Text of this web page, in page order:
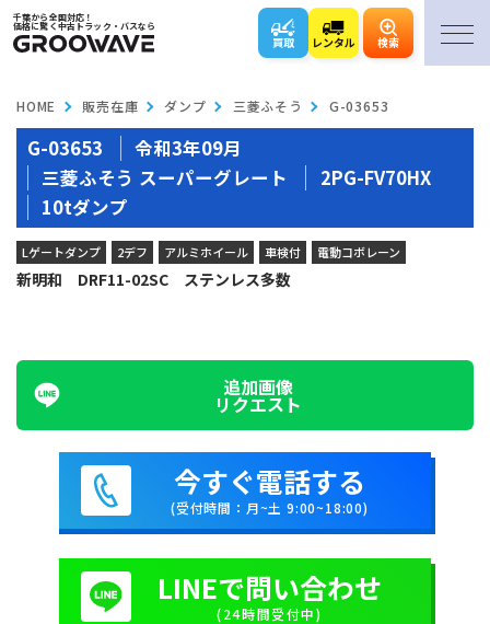
千葉から全国対応！
価格に驚く中古トラック・バスなら
買取 レンタル 検索
HOME 販売在庫 ダンプ 三菱ふそう G-03653
G-03653
令和3年09月
三菱ふそう スーパーグレート
2PG-FV70HX
10tダンプ
Lゲートダンプ 2デフ アルミホイール 車検付 電動コボレーン
新明和 DRF11-02SC ステンレス多数
追加画像
リクエスト
今すぐ電話する
(受付時間：月~土 9:00~18:00)
LINEで問い合わせ
(24時間受付中)